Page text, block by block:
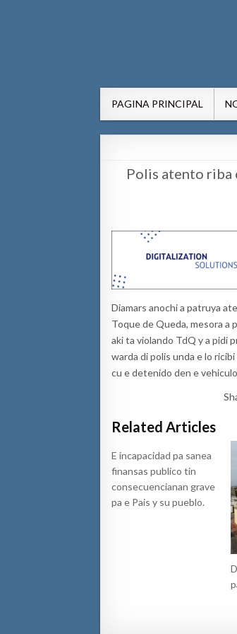
PAGINA PRINCIPAL
Polis atento riba
Diamars anochi a patruya
Toque de Queda, mesora a
aki ta violando TdQ y a pidi
warda di polis unda e lo
cu e detenido den e
Related Articles
E incapacidad pa sanea
finansas publico tin
consecuencianan grave
pa e Pais y su pueblo.